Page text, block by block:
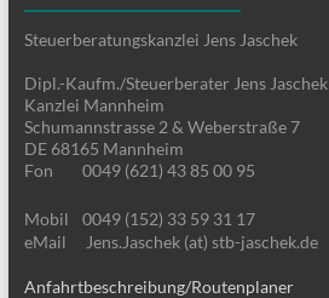
Steuerberatungskanzlei Jens Jaschek
Dipl.-Kaufm./Steuerberater Jens Jaschek
Kanzlei Mannheim
Schumannstrasse 2 & Weberstraße 7
DE 68165 Mannheim
Fon
0049 (621) 43 85 00 95
Mobil
0049 (152) 33 59 31 17
eMail
Jens.Jaschek (at) stb-jaschek.de
Anfahrtbeschreibung/Routenplaner